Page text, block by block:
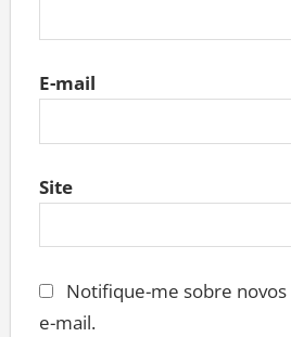
E-mail
Site
Notifique-me sobre
e-mail.